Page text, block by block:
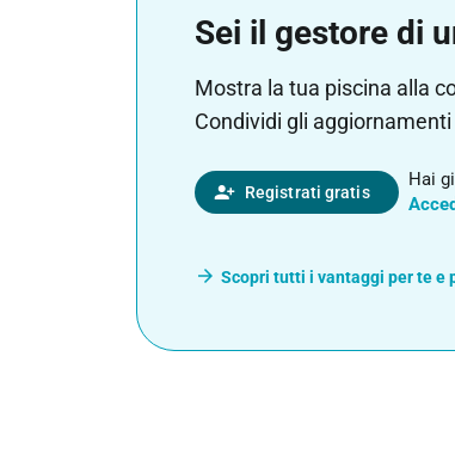
Sei il gestore di
Mostra la tua piscina alla
Condividi gli
person_add_alt_1 Registrati gratis
Hai
arrow_forward Scopri tutti i vantaggi per te e